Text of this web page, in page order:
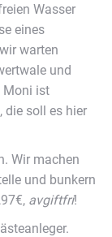
Wasser
eines
warten
und
Moni ist
die soll es hier
Wir machen
und bunkern
avgiftfri!